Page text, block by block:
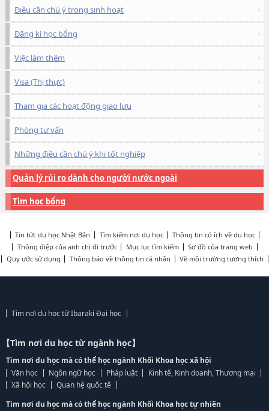
Điều cần chú ý trong sinh hoạt
Đăng kí học bổng
Việc làm thêm
Visa (Thị thực)
Tham gia các hoạt động giao lưu
Phòng tư vấn
Những điều cần chú ý khi tốt nghiệp
Quản lý rủi ro dành cho người nước ngoài
Tìm học bổng
Tin tức du học Nhật Bản Tìm kiếm nơi du học
Thông tin có ích về du học
Thông điệp của anh chị đi trước
Mục lục tìm kiếm
Sơ đồ của trang web
Quy ước sử dụng
Thông báo về thông tin cá nhân Về môi trường tương thích
Tìm nơi du học từ Ibaraki Đại học
【Tìm nơi du học từ ngành học】
Tìm nơi du học mà có thể học ngành Khối Khoa học xã hội
Văn học
Ngôn ngữ học Pháp luật
Kinh tế, Kinh doanh, Thương mại
Xã hội học
Quan hệ quốc tế
Tìm nơi du học mà có thể học ngành Khối Khoa học tự nhiên